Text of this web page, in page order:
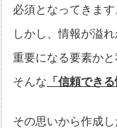
必須となってきます
しかし、情報が溢
重要になる要素かと
そんな 「信頼でき
その思いから作成